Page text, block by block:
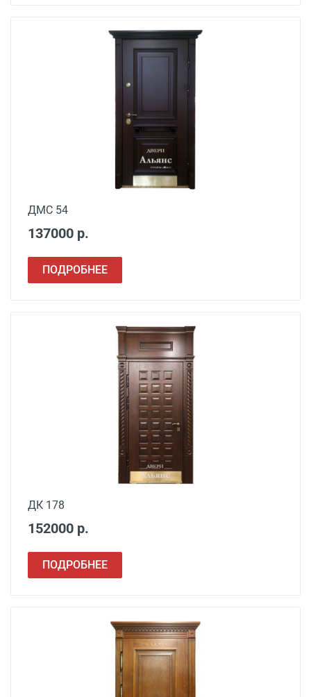
ДМС 54
137000 р.
ПОДРОБНЕЕ
ДК 178
152000 р.
ПОДРОБНЕЕ